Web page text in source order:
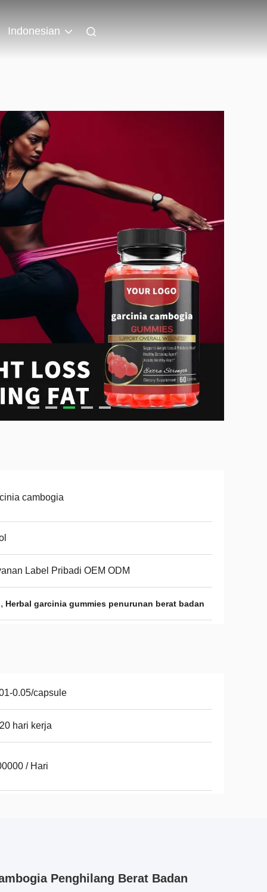
Indonesian
cambogia
Label Pribadi OEM ODM
, Herbal garcinia gummies penurunan berat badan
0.05/capsule
hari kerja
/ Hari
Penghilang Berat Badan